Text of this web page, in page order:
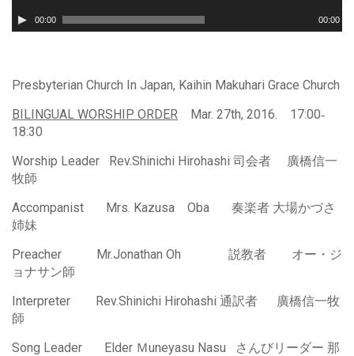
声
ヤ
00:00 00:00
Presbyterian Church In Japan, Kaihin Makuhari Grace Church
BILINGUAL WORSHIP ORDER Mar. 27th, 2016. 17:00‐
18:30
Worship Leader Rev.Shinichi Hirohashi 司会者 廣橋信一
牧師
Accompanist Mrs. Kazusa Oba 奏楽者 大場かづさ
姉妹
Preacher Mr.Jonathan Oh
説教者 オー・ジ
ョナサン師
Interpreter Rev.Shinichi Hirohashi 通訳者 廣橋信一牧
師
Song Leader Elder Ｍuneyasu Nasu さんびリーダー 那